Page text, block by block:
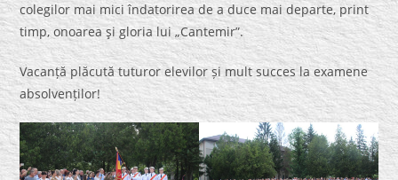
colegilor mai mici îndatorirea de a duce mai departe, print
timp, onoarea şi gloria lui „Cantemir”.
Vacanță plăcută tuturor elevilor și mult succes la examene
absolvenților!